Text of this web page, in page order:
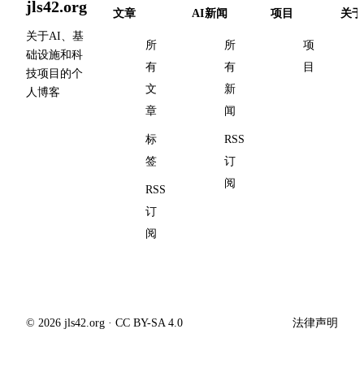
jls42.org
关于AI、基
础设施和科
技项目的个
人博客
文章
所
有
文
章
标
签
RSS
订
阅
AI新闻
所
有
新
闻
RSS
订
阅
项目
项
目
关于
© 2026 jls42.org · CC BY-SA 4.0 法律声明